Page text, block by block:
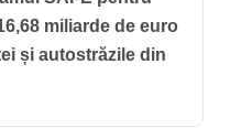
miliarde de euro
și autostrăzile din